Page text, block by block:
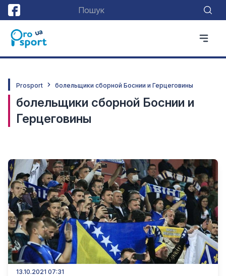
Prosport болельщики сборной Боснии и Герцеговины
болельщики сборной Боснии и
Герцеговины
13.10.2021 07:31